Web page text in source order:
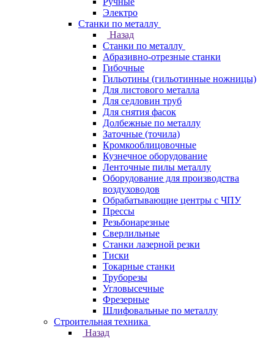
Электро
Станки по металлу
Назад
Станки по металлу
Абразивно-отрезные станки
Гибочные
Гильотины (гильотинные ножницы)
Для листового металла
Для седловин труб
Для снятия фасок
Долбежные по металлу
Заточные (точила)
Кромкооблицовочные
Кузнечное оборудование
Ленточные пилы металлу
Оборудование для производства
воздуховодов
Обрабатывающие центры с ЧПУ
Прессы
Резьбонарезные
Сверлильные
Станки лазерной резки
Тиски
Токарные станки
Труборезы
Угловысечные
Фрезерные
Шлифовальные по металлу
Строительная техника
Назад